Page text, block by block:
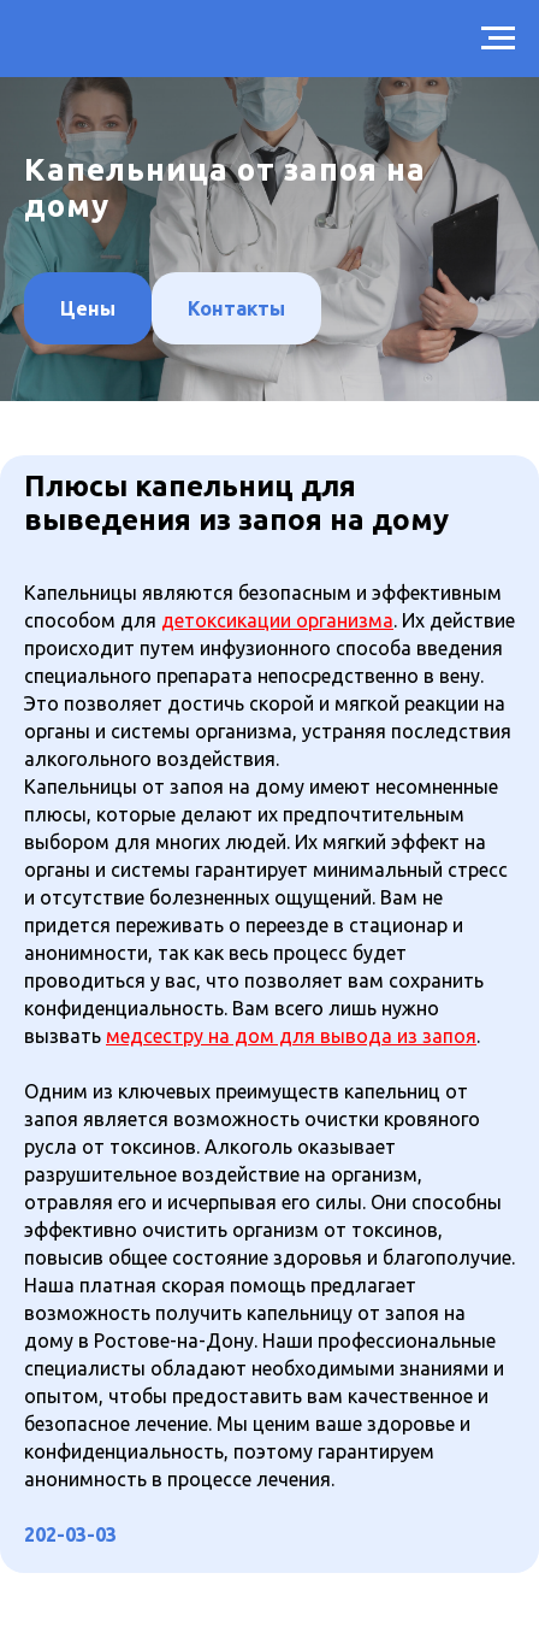
Капельница от запоя на
дому
Цены Контакты
Плюсы капельниц для
выведения из запоя на дому
Капельницы являются безопасным и эффективным
способом для детоксикации организма. Их действие
происходит путем инфузионного способа введения
специального препарата непосредственно в вену.
Это позволяет достичь скорой и мягкой реакции на
органы и системы организма, устраняя последствия
алкогольного воздействия.
Капельницы от запоя на дому имеют несомненные
плюсы, которые делают их предпочтительным
выбором для многих людей. Их мягкий эффект на
органы и системы гарантирует минимальный стресс
и отсутствие болезненных ощущений. Вам не
придется переживать о переезде в стационар и
анонимности, так как весь процесс будет
проводиться у вас, что позволяет вам сохранить
конфиденциальность. Вам всего лишь нужно
вызвать медсестру на дом для вывода из запоя.
Одним из ключевых преимуществ капельниц от
запоя является возможность очистки кровяного
русла от токсинов. Алкоголь оказывает
разрушительное воздействие на организм,
отравляя его и исчерпывая его силы. Они способны
эффективно очистить организм от токсинов,
повысив общее состояние здоровья и благополучие.
Наша платная скорая помощь предлагает
возможность получить капельницу от запоя на
дому в Ростове-на-Дону. Наши профессиональные
специалисты обладают необходимыми знаниями и
опытом, чтобы предоставить вам качественное и
безопасное лечение. Мы ценим ваше здоровье и
конфиденциальность, поэтому гарантируем
анонимность в процессе лечения.
202-03-03